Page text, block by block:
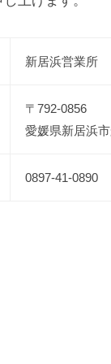
新居浜営業所
〒792-0856
愛媛県新居浜
0897-41-0890